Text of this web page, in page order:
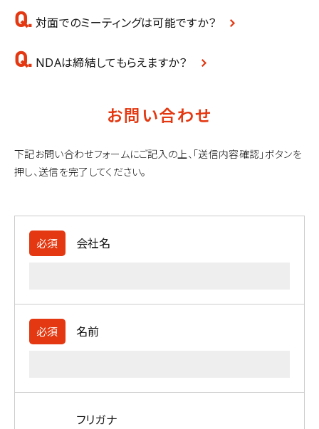
Q. 対面でのミーティングは可能ですか？
Q. NDAは締結してもらえますか？
お問い合わせ
下記お問い合わせフォームにご記入の上、「送信内容確認」ボタンを
押し、送信を完了してください。
必須 会社名
必須 名前
フリガナ